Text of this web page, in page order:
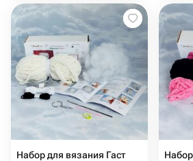
Набор для вязания Гаст